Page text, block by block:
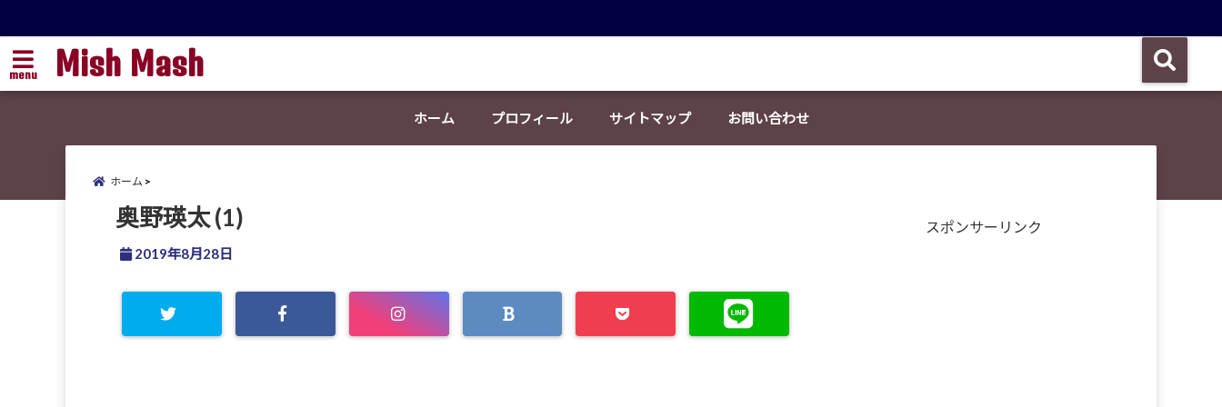
menu Mish Mash
ホーム プロフィール サイトマップ お問い合わせ
ホーム
奥野瑛太 (1)
2019年8月28日
スポンサーリンク